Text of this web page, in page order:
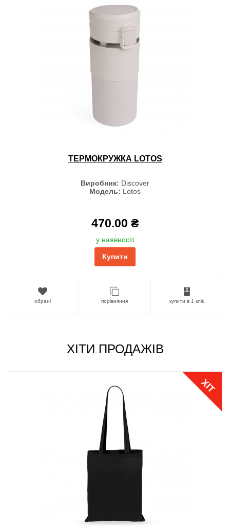
ТЕРМОКРУЖКА LOTOS
Виробник: Discover
Модель: Lotos
470.00 ₴
у наявності
Купити
обрані порівняння купити в 1 клік
ХІТИ ПРОДАЖІВ
ХІТ